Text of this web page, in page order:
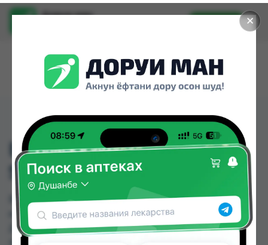
✕
Доруи ман
Установить
BLISTEX MED PLUS
STICK SPF 15
BLISTEX MED PLUS STICK SPF 15 можно купить
или заказать в аптеках, Дорухона Олмони №1,
Дорухона Олмони №2 по цене от 36.00 TJS до